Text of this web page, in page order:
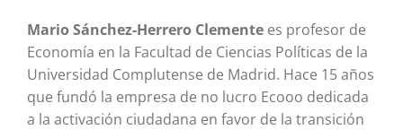
Mario Sánchez-Herrero Clemente es profesor de
Economía en la Facultad de Ciencias Políticas de la
Universidad Complutense de Madrid. Hace 15 años
que fundó la empresa de no lucro Ecooo dedicada
a la activación ciudadana en favor de la transición